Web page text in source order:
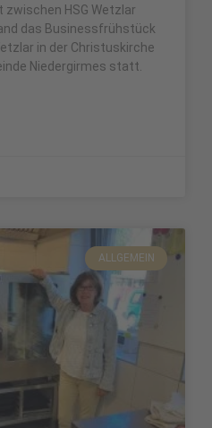
HSG Wetzlar
das Businessfrühstück
in der Christuskirche
Niedergirmes statt.
ALLGEMEIN